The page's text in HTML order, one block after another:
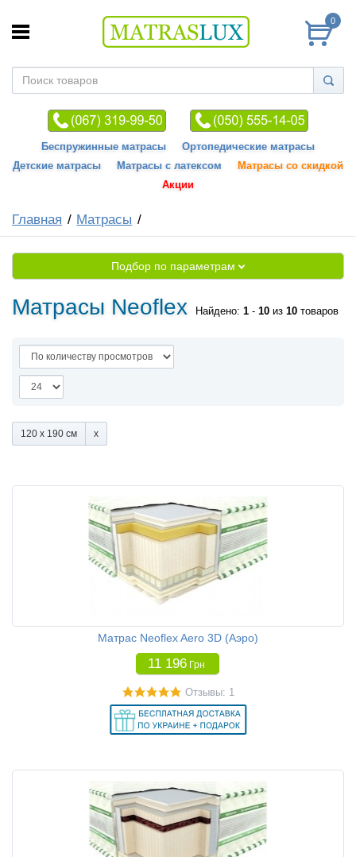
0
Беспружинные матрасы
Ортопедические матрасы
Детские матрасы
Матрасы с латексом
Матрасы со скидкой
Акции
Главная Матрасы
Подбор по параметрам
Матрасы Neoflex Найдено: 1 - 10 из 10 товаров
120 x 190 см
Матрас Neoflex Aero 3D (Аэро)
11 196 Грн
Отзывы: 1